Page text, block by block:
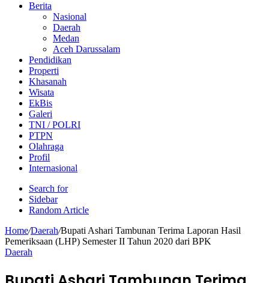
Berita
Nasional
Daerah
Medan
Aceh Darussalam
Pendidikan
Properti
Khasanah
Wisata
EkBis
Galeri
TNI / POLRI
PTPN
Olahraga
Profil
Internasional
Search for
Sidebar
Random Article
Home/Daerah/Bupati Ashari Tambunan Terima Laporan Hasil
Pemeriksaan (LHP) Semester II Tahun 2020 dari BPK
Daerah